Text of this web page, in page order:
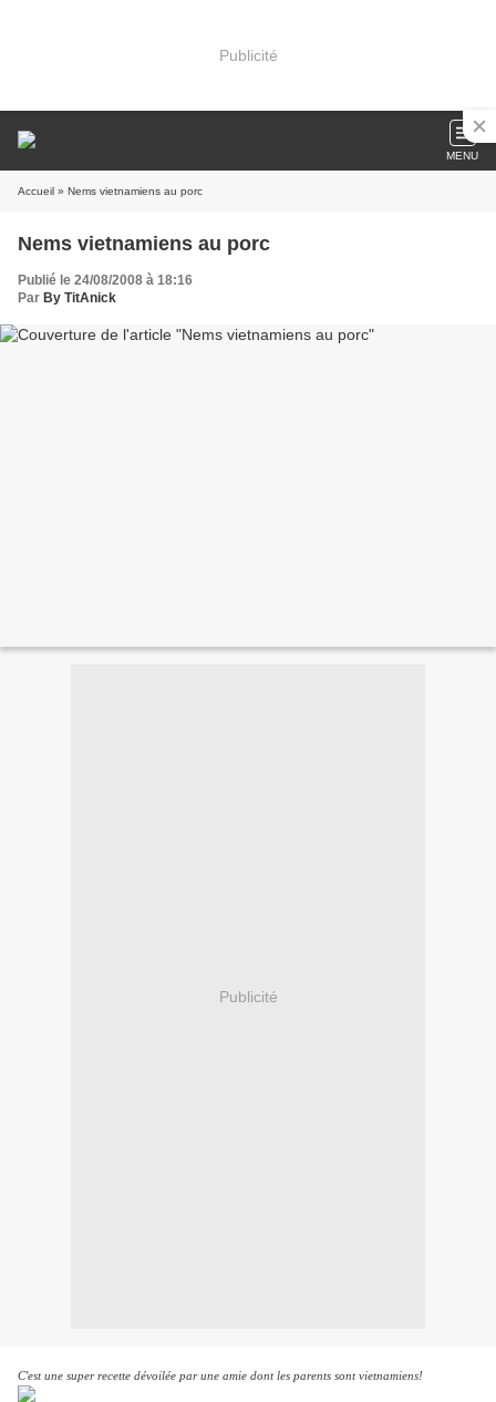
Publicité
MENU
Accueil » Nems vietnamiens au porc
Nems vietnamiens au porc
Publié le 24/08/2008 à 18:16
Par By TitAnick
Publicité
C'est une super recette dévoilée par une amie dont les parents sont vietnamiens!